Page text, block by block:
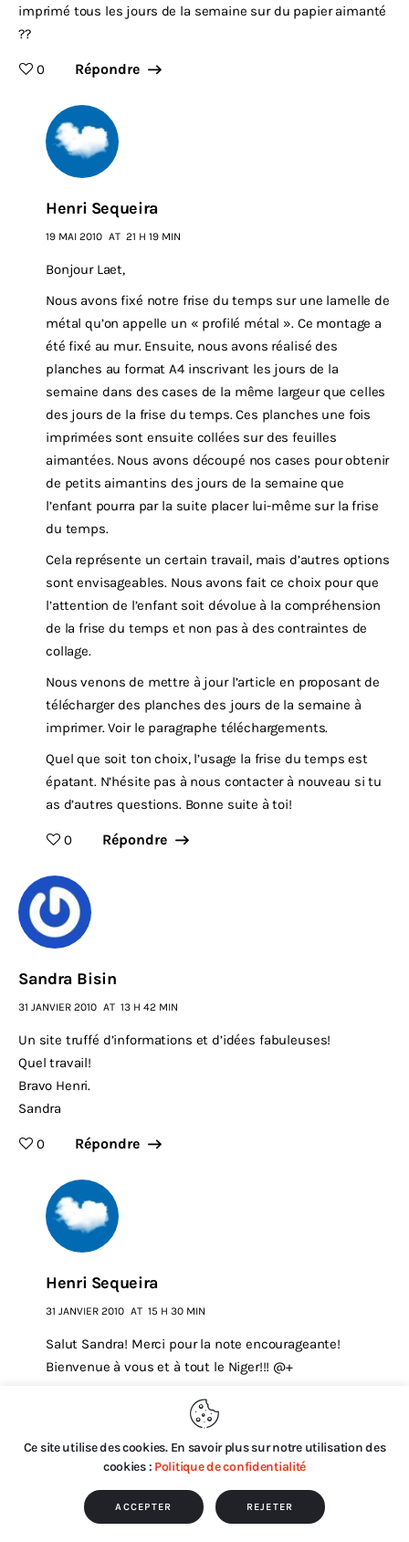
imprimé tous les jours de la semaine sur du papier aimanté
??
0 Répondre
Henri Sequeira
19 MAI 2010 AT 21 H 19 MIN
Bonjour Laet,
Nous avons fixé notre frise du temps sur une lamelle de
métal qu’on appelle un « profilé métal ». Ce montage a
été fixé au mur. Ensuite, nous avons réalisé des
planches au format A4 inscrivant les jours de la
semaine dans des cases de la même largeur que celles
des jours de la frise du temps. Ces planches une fois
imprimées sont ensuite collées sur des feuilles
aimantées. Nous avons découpé nos cases pour obtenir
de petits aimantins des jours de la semaine que
l’enfant pourra par la suite placer lui-même sur la frise
du temps.
Cela représente un certain travail, mais d’autres options
sont envisageables. Nous avons fait ce choix pour que
l’attention de l’enfant soit dévolue à la compréhension
de la frise du temps et non pas à des contraintes de
collage.
Nous venons de mettre à jour l’article en proposant de
télécharger des planches des jours de la semaine à
imprimer. Voir le paragraphe téléchargements.
Quel que soit ton choix, l’usage la frise du temps est
épatant. N’hésite pas à nous contacter à nouveau si tu
as d’autres questions. Bonne suite à toi!
0 Répondre
Sandra Bisin
31 JANVIER 2010 AT 13 H 42 MIN
Un site truffé d’informations et d’idées fabuleuses!
Quel travail!
Bravo Henri.
Sandra
0 Répondre
Henri Sequeira
31 JANVIER 2010 AT 15 H 30 MIN
Salut Sandra! Merci pour la note encourageante!
Bienvenue à vous et à tout le Niger!!! @+
Poster un commentaire
Ce site utilise des cookies. En savoir plus sur notre utilisation des
cookies : Politique de confidentialité
ACCEPTER REJETER